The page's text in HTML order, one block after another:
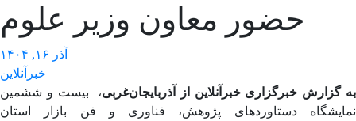
حضور معاون وزیر علوم
آذر ۱۶, ۱۴۰۴
خبرآنلاین
گزارش خبرگزاری خبرآنلاین از آذربایجان‌غربی، بیست و ششمین
دستاوردهای پژوهش، فناوری و فن بازار استان